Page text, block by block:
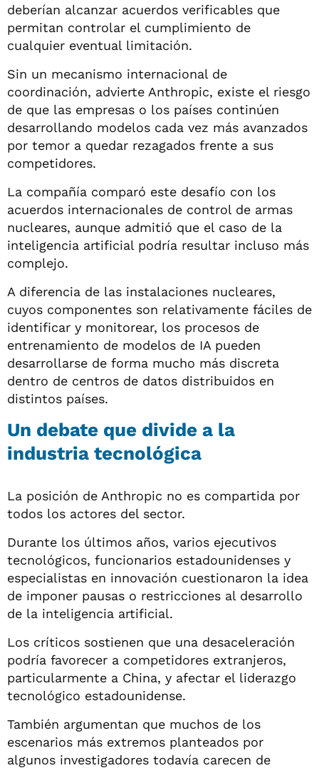
deberían alcanzar acuerdos verificables que
permitan controlar el cumplimiento de
cualquier eventual limitación.
Sin un mecanismo internacional de
coordinación, advierte Anthropic, existe el riesgo
de que las empresas o los países continúen
desarrollando modelos cada vez más avanzados
por temor a quedar rezagados frente a sus
competidores.
La compañía comparó este desafío con los
acuerdos internacionales de control de armas
nucleares, aunque admitió que el caso de la
inteligencia artificial podría resultar incluso más
complejo.
A diferencia de las instalaciones nucleares,
cuyos componentes son relativamente fáciles de
identificar y monitorear, los procesos de
entrenamiento de modelos de IA pueden
desarrollarse de forma mucho más discreta
dentro de centros de datos distribuidos en
distintos países.
Un debate que divide a la
industria tecnológica
La posición de Anthropic no es compartida por
todos los actores del sector.
Durante los últimos años, varios ejecutivos
tecnológicos, funcionarios estadounidenses y
especialistas en innovación cuestionaron la idea
de imponer pausas o restricciones al desarrollo
de la inteligencia artificial.
Los críticos sostienen que una desaceleración
podría favorecer a competidores extranjeros,
particularmente a China, y afectar el liderazgo
tecnológico estadounidense.
También argumentan que muchos de los
escenarios más extremos planteados por
algunos investigadores todavía carecen de